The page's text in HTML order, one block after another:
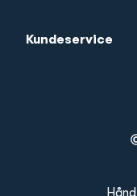
Kundeservice